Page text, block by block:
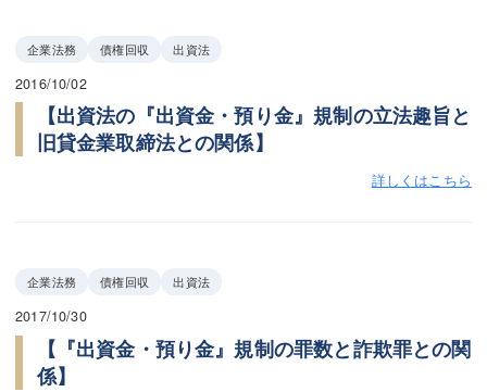
企業法務 債権回収 出資法
2016/10/02
【出資法の『出資金・預り金』規制の立法趣旨と
旧貸金業取締法との関係】
詳しくはこちら
企業法務 債権回収 出資法
2017/10/30
【『出資金・預り金』規制の罪数と詐欺罪との関
係】